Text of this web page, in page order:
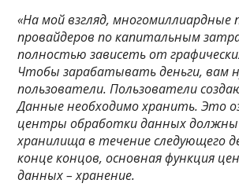
«На мой взгляд,
провайдеров по капитальным
полностью зависеть от
Чтобы зарабатывать деньги, вам
пользователи. Пользователи
Данные необходимо хранить. Это
центры обработки данных
хранилища в течение следующего
конце концов, основная функция
данных – хранение.